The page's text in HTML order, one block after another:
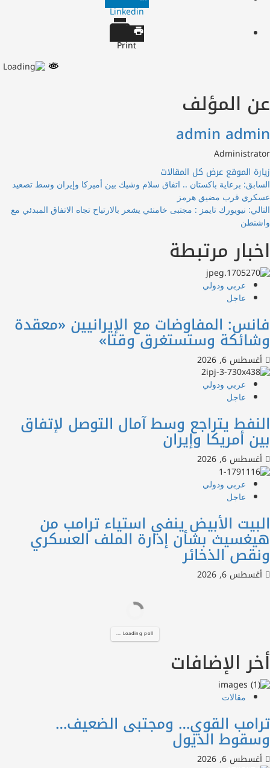
Linkedin
Print
المؤلف
admin
الموقععرض كل المقالات
برعاية باكستان .. اتفاق سلام وشيك بين أميركا وإيران وسط تصعيد
قرب مضيق هرمز
نيويورك تايمز : مجتبى خامنئي يشعر بالارتياح تجاه الاتفاق المبدئي مع
مرتبطة
عربي ودولي
عاجل
المفاوضات مع الإيرانيين «معقدة
وستستغرق وقتا»
6, 2026
عربي ودولي
عاجل
يتراجع وسط آمال التوصل لإتفاق
أمريكا وإيران
6, 2026
عربي ودولي
عاجل
الأبيض ينفي استياء ترامب من
بشأن إدارة الملف العسكري
الذخائر
6, 2026
Loading poll ...
الإضافات
مقالات
القوي… ومجتبى الضعيف…
الذيول
6, 2026